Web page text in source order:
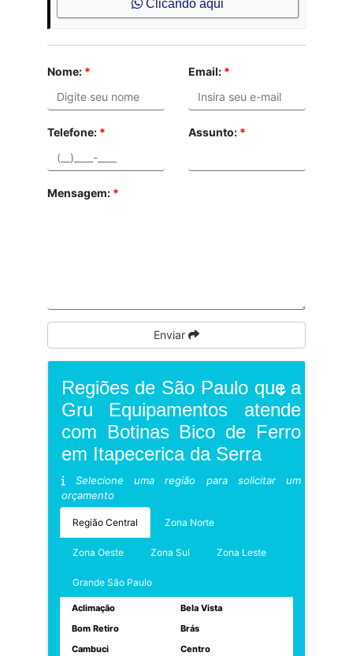
Clicando aqui
Nome: * Email: *
Telefone: * Assunto: *
Mensagem: *
Enviar
Regiões de São Paulo que a
Gru Equipamentos atende
com Botinas Bico de Ferro
em Itapecerica da Serra
Selecione uma região para solicitar um
orçamento
Região Central Zona Norte
Zona Oeste Zona Sul Zona Leste
Grande São Paulo
Aclimação
Bela Vista
Bom Retiro
Brás
Cambuci
Centro